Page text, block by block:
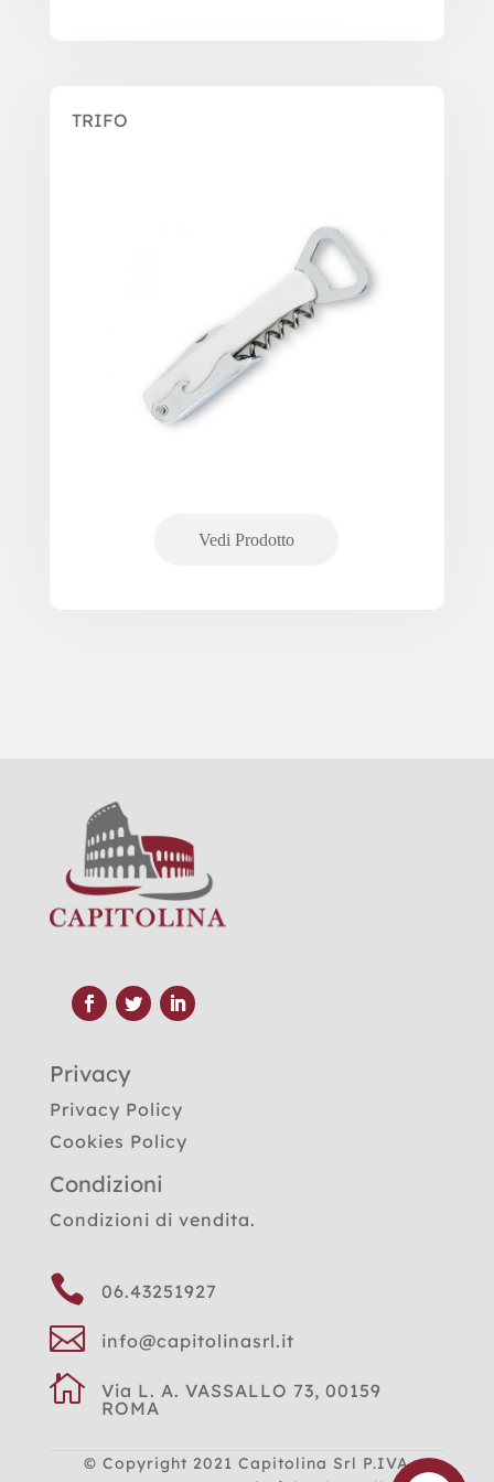
TRIFO
Privacy
Privacy Policy
Cookies Policy
Condizioni
Condizioni di vendita.
 06.43251927
 info@capitolinasrl.it

Via L. A. VASSALLO 73, 00159
ROMA
© Copyright 2021Capitolina Srl P.IVA